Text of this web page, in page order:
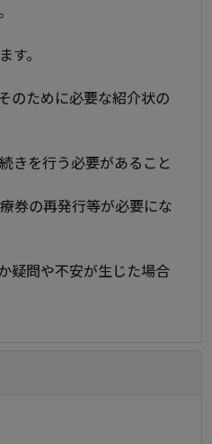
。
のために必要な紹介状の
きを行う必要があること
券の再発行等が必要にな
疑問や不安が生じた場合